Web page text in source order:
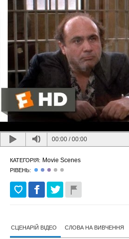
00:00 /00:00
КАТЕГОРІЯ: Movie Scenes
РІВЕНЬ:
СЦЕНАРІЙ ВІДЕО СЛОВА НА ВИВЧЕННЯ